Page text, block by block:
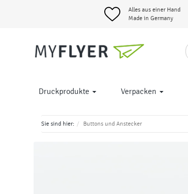
Alles aus einer Hand
Made in Germany
Druckprodukte Verpacken
Sie sind hier: Buttons und Anstecker